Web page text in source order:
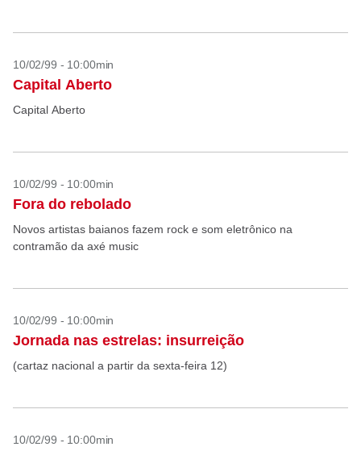
10/02/99 - 10:00min
Capital Aberto
Capital Aberto
10/02/99 - 10:00min
Fora do rebolado
Novos artistas baianos fazem rock e som eletrônico na
contramão da axé music
10/02/99 - 10:00min
Jornada nas estrelas: insurreição
(cartaz nacional a partir da sexta-feira 12)
10/02/99 - 10:00min